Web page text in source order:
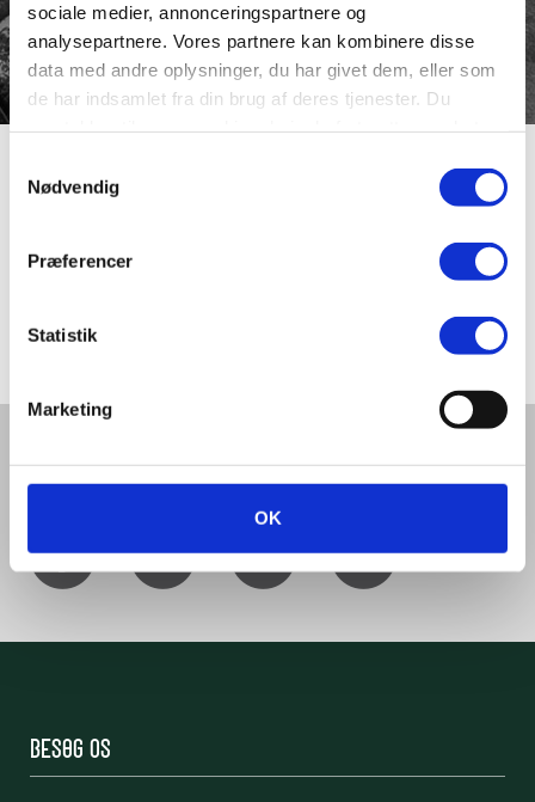
sociale medier, annonceringspartnere og
analysepartnere. Vores partnere kan kombinere disse
data med andre oplysninger, du har givet dem, eller som
de har indsamlet fra din brug af deres tjenester. Du
Nødvendig
Præferencer
Statistik
Marketing
OK
Tjørnevej
Tjørnevej blev navngivet i 1926. Vejen ligger nord for
Del denne artikel med andre:
Besøg os